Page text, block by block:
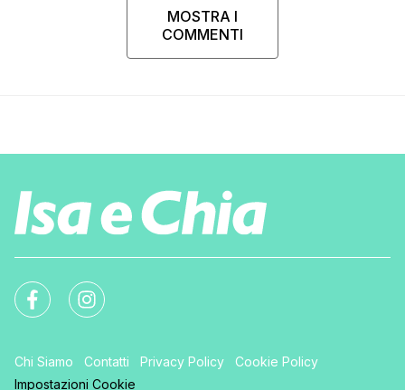
MOSTRA I
COMMENTI
Chi Siamo Contatti Privacy Policy
Cookie Policy
Impostazioni Cookie